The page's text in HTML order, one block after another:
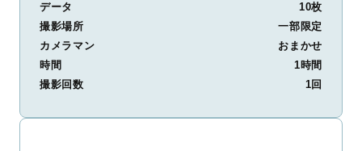
データ
10枚
撮影場所
一部限定
カメラマン
おまかせ
時間
1時間
撮影回数
1回